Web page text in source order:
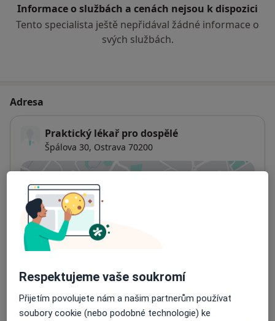
Informace o službách a cenách nejsou k dispozici
Tento specialista ještě nepřidával žádné informace o
svých službách.
Adresa
Praktický lékař pro dospělé
Špálova 30, Ostrava 70200
Dostupnost
Na této adrese online kalendář není aktivní
Co mám v takové situaci udělat?
Způsoby platby (soukromé návštěvy)
Na teto adrese lékař přijímá pacienty na pojišťovnu
Detaily
Respektujeme vaše soukromí
Přijetím povolujete nám a našim partnerům používat
soubory cookie (nebo podobné technologie) ke